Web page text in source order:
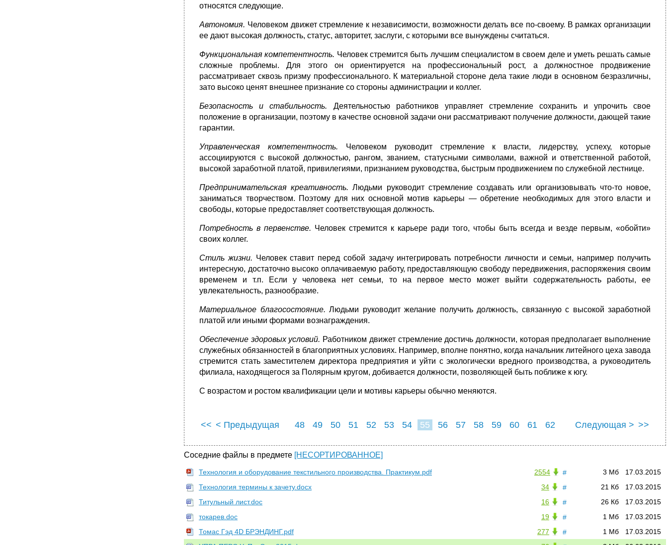
относятся следующие.
Автономия. Человеком движет стремление к независимости, возможности делать все по-своему. В рамках организации
ее дают высокая должность, статус, авторитет, заслуги, с которыми все вынуждены считаться.
Функциональная компетентность. Человек стремится быть лучшим специалистом в своем деле и уметь решать самые
сложные проблемы. Для этого он ориентируется на профессиональный рост, а должностное продвижение
рассматривает сквозь призму профессионального. К материальной стороне дела такие люди в основном безразличны,
зато высоко ценят внешнее признание со стороны администрации и коллег.
Безопасность и стабильность. Деятельностью работников уп­равляет стремление сохранить и упрочить свое
положение в органи­зации, поэтому в качестве основной задачи они рассматривают по­лучение должности, дающей такие
гарантии.
Управленческая компетентность. Человеком руководит стремление к власти, лидерству, успеху, которые
ассоциируются с высокой должностью, рангом, званием, статусными символами, важной и от­ветственной работой,
высокой заработной платой, привилегиями, признанием руководства, быстрым продвижением по служебной лестнице.
Предпринимательская креативность.Людьми руководит стрем­ление создавать или организовывать что-то новое,
заниматься твор­чеством. Поэтому для них основной мотив карьеры — обретение необходимых для этого власти и
свободы, которые предоставляет соответствующая должность.
Потребность в первенстве. Человек стремится к карьере ради того, чтобы быть всегда и везде первым, «обойти»
своих коллег.
Стиль жизни. Человек ставит перед собой задачу интегрировать потребности личности и семьи, например получить
интересную, до­статочно высоко оплачиваемую работу, предоставляющую свободу передвижения, распоряжения своим
временем и т.п. Если у человека нет семьи, то на первое место может выйти содержательность рабо­ты, ее
увлекательность, разнообразие.
Материальное благосостояние. Людьми руководит желание по­лучить должность, связанную с высокой заработной
платой или иными формами вознаграждения.
Обеспечение здоровых условий. Работником движет стремление достичь должности, которая предполагает выполнение
служебных обязанностей в благоприятных условиях. Например, вполне понят­но, когда начальник литейного цеха завода
стремится стать замести­телем директора предприятия и уйти с экологически вредного про­изводства, а руководитель
филиала, находящегося за Полярным кру­гом, добивается должности, позволяющей быть поближе к югу.
С возрастом и ростом квалификации цели и мотивы карьеры обычно меняются.
<< < Предыдущая 48 49 50 51 52 53 54 55 56 57 58 59 60 61
62
Следующая > >>
Соседние файлы в предмете [НЕСОРТИРОВАННОЕ]
# 17.03.2015
3 Мб
2554
Технология и оборудование текстильного производства. Практикум.pdf
#
17.03.2015
21 Кб
34
Технология термины к зачету.docx
#
17.03.2015
26 Кб
16
Титульный лист.doc
#
17.03.2015
1 Мб
19
токарев.doc
#
17.03.2015
1 Мб
277
Томас Гэд 4D БРЭНДИНГ.pdf